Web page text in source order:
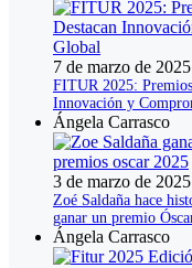
7 de marzo de 2025
FITUR 2025:
Innovación y
Ángela Carrasco
3 de marzo de 2025
Zoé Saldaña hace
ganar un premio
Ángela Carrasco